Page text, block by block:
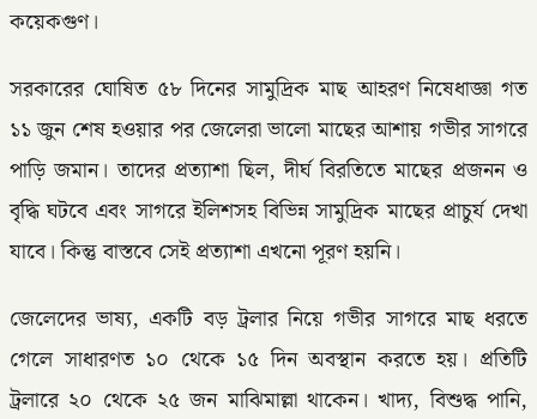
কয়েকগুণ।
সরকারের ঘোষিত ৫৮ দিনের সামুদ্রিক মাছ আহরণ নিষেধাজ্ঞা গত
১১ জুন শেষ হওয়ার পর জেলেরা ভালো মাছের আশায় গভীর সাগরে
পাড়ি জমান। তাদের প্রত্যাশা ছিল, দীর্ঘ বিরতিতে মাছের প্রজনন ও
বৃদ্ধি ঘটবে এবং সাগরে ইলিশসহ বিভিন্ন সামুদ্রিক মাছের প্রাচুর্য দেখা
যাবে। কিন্তু বাস্তবে সেই প্রত্যাশা এখনো পূরণ হয়নি।
জেলেদের ভাষ্য, একটি বড় ট্রলার নিয়ে গভীর সাগরে মাছ ধরতে
গেলে সাধারণত ১০ থেকে ১৫ দিন অবস্থান করতে হয়। প্রতিটি
ট্রলারে ২০ থেকে ২৫ জন মাঝিমাল্লা থাকেন। খাদ্য, বিশুদ্ধ পানি,